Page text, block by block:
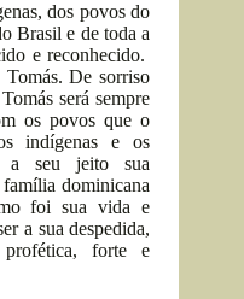
dos povos do
Brasil e de toda a
e reconhecido.
Tomás. De sorriso
será sempre
os povos que o
indígenas e os
a seu jeito sua
dominicana
foi sua vida e
a sua despedida,
forte e